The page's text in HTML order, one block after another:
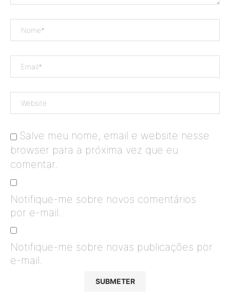
Salve meu nome, email e website nesse
browser para a próxima vez que eu
comentar.
Notifique-me sobre novos comentários
por e-mail.
Notifique-me sobre novas publicações por
e-mail.